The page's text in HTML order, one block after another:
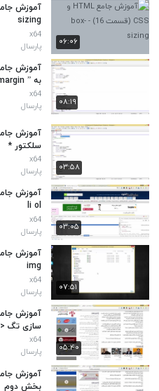
۰۶:۰۶
sizing
x64
پارسال
۰۸:۱۹
به ” margin ” و ” padding ” رسید
x64
پارسال
۰۳:۵۸
سلکتور *
x64
پارسال
۰۳:۰۵
li ol
x64
پارسال
۰۷:۵۱
img
x64
پارسال
۰۵:۴۰
سازی تگ <a>
x64
پارسال
بخش دوم